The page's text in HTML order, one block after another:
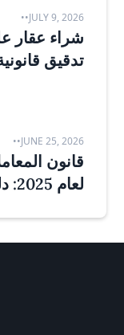
JULY 9, 2026
•
•
شراء عقار
تدقيق
JUNE 25, 2026
•
•
قانون
لعام 2025: دليل عملي